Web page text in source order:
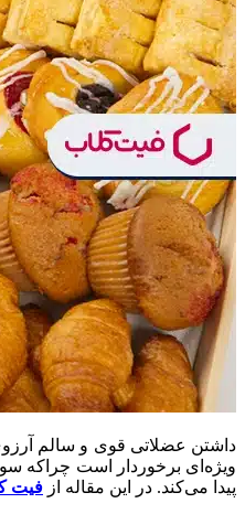
داشتن عضلاتی قوی و سالم
ویژه‌ای برخوردار است چراکه
پیدا می‌کند. در این مقاله از فیت